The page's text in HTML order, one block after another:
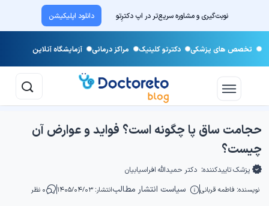
نوبت‌گیری و مشاوره سریع‌تر در اپ دکترِتو دانلود اپلیکیشن
تخصص های پزشکی دکترتو کلینیک مراکز درمانی آزمایشگاه آنلاین
حجامت ساق پا چگونه است؟ فواید و عوارض آن
چیست؟
پزشک تاییدکننده: دکتر حمیدالله افراسیابیان
نویسنده: فاطمه قربانی سیاست انتشار مطالبانتشار: ۱۴۰۵/۰۴/۰۳ ۰ نظر